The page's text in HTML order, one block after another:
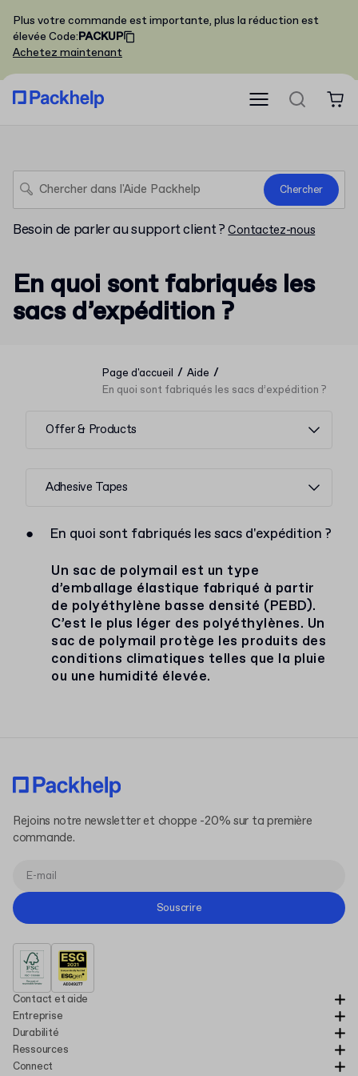
Plus votre commande est importante, plus la réduction est
élevée Code:PACKUP
Achetez maintenant
Chercher
Besoin de parler au support client ?Contactez-nous
En quoi sont fabriqués les
sacs d’expédition ?
Page d'accueil / Aide /
En quoi sont fabriqués les sacs d’expédition ?
Offer & Products
Adhesive Tapes
●
En quoi sont fabriqués les sacs d'expédition ?
Un sac de polymail est un type
d’emballage élastique fabriqué à partir
de polyéthylène basse densité (PEBD).
C’est le plus léger des polyéthylènes. Un
sac de polymail protège les produits des
conditions climatiques telles que la pluie
ou une humidité élevée.
Contact et aide
Entreprise
Durabilité
Ressources
Connect
Rejoins notre newsletter et choppe -20% sur ta première
commande.
Souscrire